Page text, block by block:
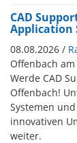
CAD
Application
08.08.2026 /
Offenbach
Werde CAD
Offenbach!
Systemen
innovativen
weiter.